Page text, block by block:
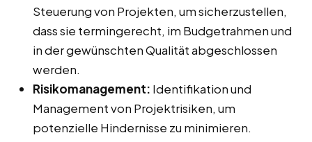
Steuerung von Projekten, um sicherzustellen,
dass sie termingerecht, im Budgetrahmen und
in der gewünschten Qualität abgeschlossen
werden.
Risikomanagement: Identifikation und
Management von Projektrisiken, um
potenzielle Hindernisse zu minimieren.